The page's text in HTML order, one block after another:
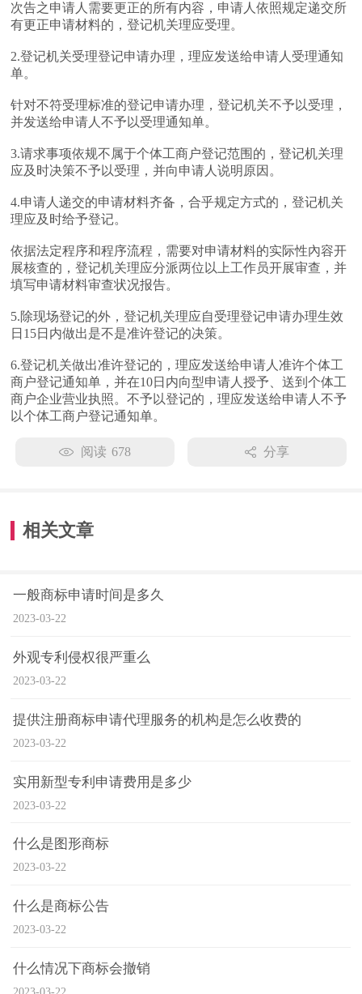
次告之申请人需要更正的所有内容，申请人依照规定递交所
有更正申请材料的，登记机关理应受理。
2.登记机关受理登记申请办理，理应发送给申请人受理通知
单。
针对不符受理标准的登记申请办理，登记机关不予以受理，
并发送给申请人不予以受理通知单。
3.请求事项依规不属于个体工商户登记范围的，登记机关理
应及时决策不予以受理，并向申请人说明原因。
4.申请人递交的申请材料齐备，合乎规定方式的，登记机关
理应及时给予登记。
依据法定程序和程序流程，需要对申请材料的实际性內容开
展核查的，登记机关理应分派两位以上工作员开展审查，并
填写申请材料审查状况报告。
5.除现场登记的外，登记机关理应自受理登记申请办理生效
日15日内做出是不是准许登记的决策。
6.登记机关做出准许登记的，理应发送给申请人准许个体工
商户登记通知单，并在10日内向型申请人授予、送到个体工
商户企业营业执照。不予以登记的，理应发送给申请人不予
以个体工商户登记通知单。
阅读 678 分享
相关文章
一般商标申请时间是多久
2023-03-22
外观专利侵权很严重么
2023-03-22
提供注册商标申请代理服务的机构是怎么收费的
2023-03-22
实用新型专利申请费用是多少
2023-03-22
什么是图形商标
2023-03-22
什么是商标公告
2023-03-22
什么情况下商标会撤销